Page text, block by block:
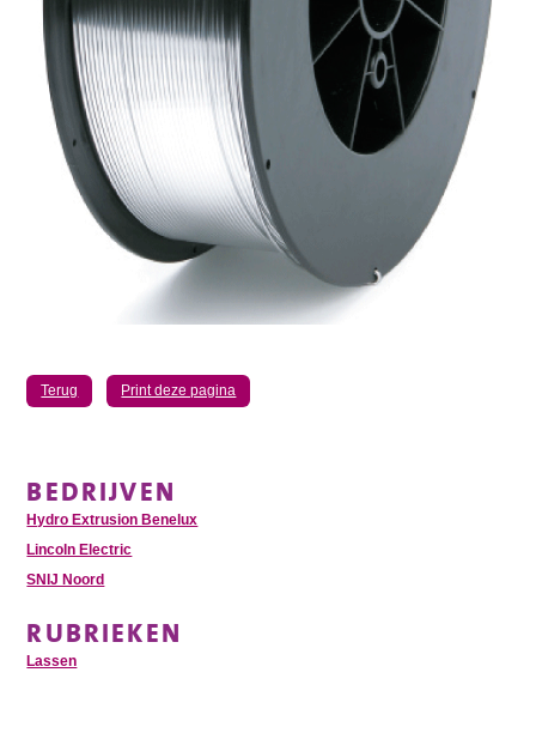
Terug Print deze pagina
BEDRIJVEN
Hydro Extrusion Benelux
Lincoln Electric
SNIJ Noord
RUBRIEKEN
Lassen